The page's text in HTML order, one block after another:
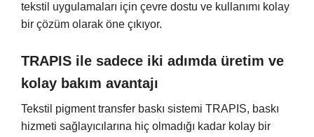
tekstil uygulamaları için çevre dostu ve kullanımı kolay
bir çözüm olarak öne çıkıyor.
TRAPIS ile sadece iki adımda üretim ve
kolay bakım avantajı
Tekstil pigment transfer baskı sistemi TRAPIS, baskı
hizmeti sağlayıcılarına hiç olmadığı kadar kolay bir